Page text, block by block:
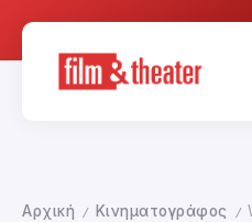
Αρχική / Κινηματογράφος /